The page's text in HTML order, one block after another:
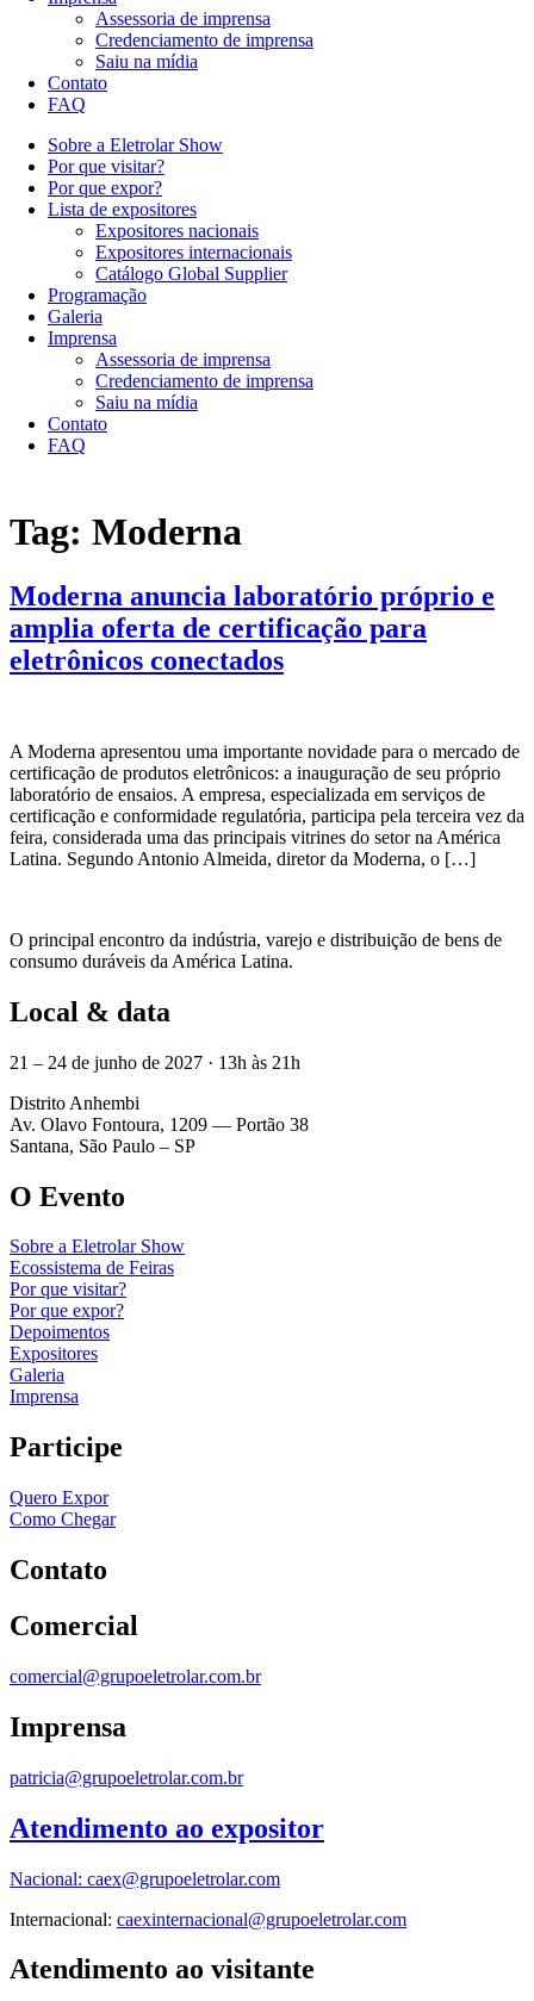
para
conteúdo
Assessoria de imprensa
Credenciamento de imprensa
Saiu na mídia
Contato
FAQ
Sobre a Eletrolar Show
Por que visitar?
Por que expor?
Lista de expositores
Expositores nacionais
Expositores internacionais
Catálogo Global Supplier
Programação
Galeria
Imprensa
Assessoria de imprensa
Credenciamento de imprensa
Saiu na mídia
Contato
FAQ
Tag: Moderna
Moderna anuncia laboratório próprio e
amplia oferta de certificação para
eletrônicos conectados
A Moderna apresentou uma importante novidade para o mercado de
certificação de produtos eletrônicos: a inauguração de seu próprio
laboratório de ensaios. A empresa, especializada em serviços de
certificação e conformidade regulatória, participa pela terceira vez da
feira, considerada uma das principais vitrines do setor na América
Latina. Segundo Antonio Almeida, diretor da Moderna, o […]
O principal encontro da indústria, varejo e distribuição de bens de
consumo duráveis da América Latina.
Local & data
21 – 24 de junho de 2027 · 13h às 21h
Distrito Anhembi
Av. Olavo Fontoura, 1209 — Portão 38
Santana, São Paulo – SP
O Evento
Sobre a Eletrolar Show
Ecossistema de Feiras
Por que visitar?
Por que expor?
Depoimentos
Expositores
Galeria
Imprensa
Participe
Quero Expor
Como Chegar
Contato
Comercial
comercial@grupoeletrolar.com.br
Imprensa
patricia@grupoeletrolar.com.br
Atendimento ao expositor
Nacional: caex@grupoeletrolar.com
Internacional: caexinternacional@grupoeletrolar.com
Atendimento ao visitante